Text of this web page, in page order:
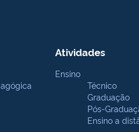
Atividades
Ensino
Técnico
Graduação
Pós-
Ensino a